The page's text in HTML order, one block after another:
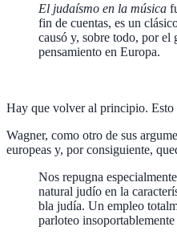
El judaísmo en la música
fin de cuentas, es un
causó y, sobre todo, por el
pensamiento en Europa.
Hay que volver al principio. Esto
Wagner, como otro de sus
europeas y, por consiguiente,
Nos repugna
natural judío en la
bla judía. Un empleo
parloteo